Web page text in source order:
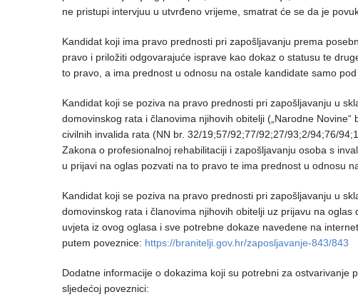
ne pristupi intervjuu u utvrđeno vrijeme, smatrat će se da je
Kandidat koji ima pravo prednosti pri zapošljavanju prema
pravo i priložiti odgovarajuće isprave kao dokaz o statusu te
to pravo, a ima prednost u odnosu na ostale kandidate samo
Kandidat koji se poziva na pravo prednosti pri zapošljavanju u
domovinskog rata i članovima njihovih obitelji („Narodne
civilnih invalida rata (NN br. 32/19;57/92;77/92;27/93;2/94;76/
Zakona o profesionalnoj rehabilitaciji i zapošljavanju osoba s
u prijavi na oglas pozvati na to pravo te ima prednost u odnosu
Kandidat koji se poziva na pravo prednosti pri zapošljavanju u
domovinskog rata i članovima njihovih obitelji uz prijavu na
uvjeta iz ovog oglasa i sve potrebne dokaze navedene na
putem poveznice: https://branitelji.gov.hr/zaposljavanje-843/843
Dodatne informacije o dokazima koji su potrebni za ostvarivanje
sljedećoj poveznici: